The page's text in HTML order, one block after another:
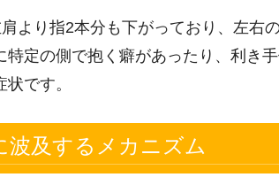
より指2本分も下がっており、左右
定の側で抱く癖があったり、利き
です。
波及するメカニズム